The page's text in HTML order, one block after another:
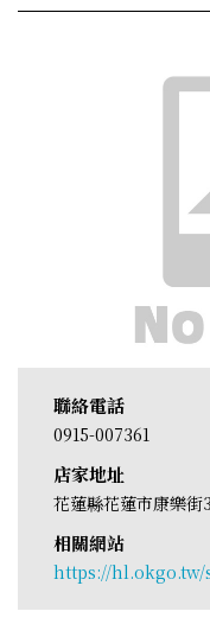
聯絡電話
0915-007361
店家地址
花蓮縣花蓮市康樂街
相關網站
https://hl.okgo.tw/